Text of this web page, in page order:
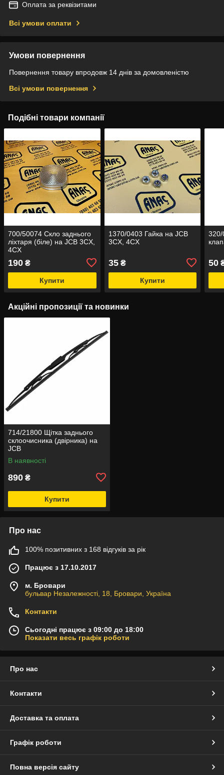
Оплата за реквізитами
Всі умови оплати
Умови повернення
Повернення товару впродовж 14 днів за домовленістю
Всі умови повернення
Подібні товари компанії
700/50074 Скло заднього
ліхтаря (біле) на JCB 3CX,
4CX
190 ₴
Купити
1370/0403 Гайка на JCB
3CX, 4CX
35₴
Купити
320/
50
Акційні пропозиції та новинки
714/21800 Щітка заднього
склоочисника (двірника) на
JCB
В наявності
890 ₴
Купити
Про нас
100% позитивних з 168 відгуків за рік
Працює з 17.10.2017
м. Бровари
бульвар Незалежності, 18, Бровари, Україна
Контакти
Сьогодні працює з 09:00 до 18:00
Показати весь графік роботи
Про нас
Контакти
Доставка та оплата
Графік роботи
Повна версія сайту